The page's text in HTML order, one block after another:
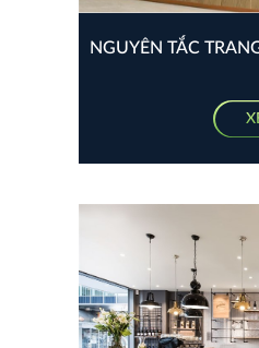
NGUYÊN TẮC